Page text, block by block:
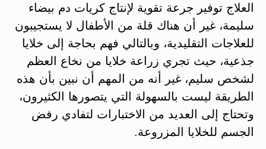
العلاج توفير جرعة تقوية لإنتاج كريات دم بيضاء
سليمة، غير أن هناك قلة من الأطفال لا يستجيبون
للعلاجات التقليدية، وبالتالي فهم بحاجة إلى خلايا
جذعية، حيث تجري زراعة خلايا من نخاع العظم
لشخص سليم، غير أنه من المهم أن نبين بأن هذه
الطريقة ليست بالسهولة التي يتصورها الكثيرون،
وتحتاج إلى العديد من الاختبارات لتفادي رفض
الجسم للخلايا المزروعة.